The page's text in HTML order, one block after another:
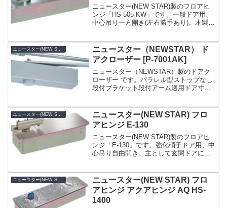
ニュースター(NEW STAR)製のフロアヒ
ンジ「HS-505 KW」です。一般ドア用、
中心吊り一方開き(左右勝手あり)。木製、
ロント用の狭いアルミ枠に対応。浅い
ス...
ニュースター（NEWSTAR） ド
アクローザー [P-7001AK]
ニュースター（NEWSTAR）製のドアク
ローザー です。パラレル型ストップなし
段付ブラケット段付アーム適用ドア寸
ーザー P-7001AK（パラレル型・スト
ッ...
ニュースター(NEW STAR)
ニュースター(NEW STAR) フロ
アヒンジ E-130
ニュースター(NEW STAR)製のフロアヒ
ンジ「E-130」です。強化硝子ドア用、中
心吊り自由開き。主として玄関ドアに使
整可能。ドアを吊込んだままで内外別々
に開閉力は...
ニュースター(NEW STAR)
ニュースター(NEW STAR) フロ
アヒンジ アクアヒンジ AQ HS-
1400